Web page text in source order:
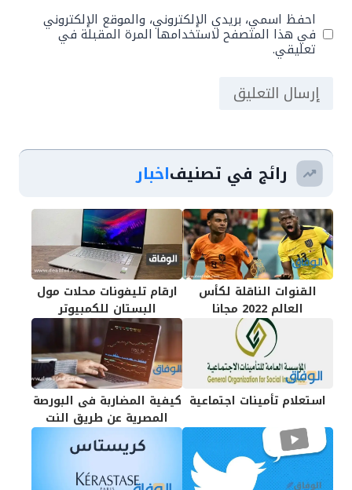
احفظ اسمي، بريدي الإلكتروني، والموقع الإلكتروني
في هذا المتصفح لاستخدامها المرة المقبلة في
تعليقي.
رائج في تصنيفاخبار
القنوات الناقلة لكأس
العالم 2022 مجانا
ارقام تليفونات محلات مول
البستان للكمبيوتر
استعلام تأمينات اجتماعية كيفية المضاربة فى البورصة
المصرية عن طريق النت